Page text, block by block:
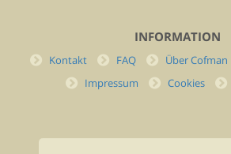
INFORMATION
Kontakt FAQ Über Cofman
Impressum
Cookies